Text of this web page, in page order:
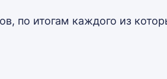
по итогам каждого из